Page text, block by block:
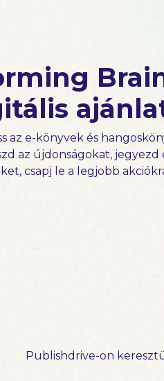
az e-könyvek és
az újdonságokat, jegyezd
csapj le a legjobb
Publishdrive-on